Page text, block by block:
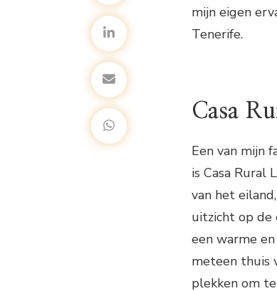
mijn eigen
Tenerife.
Casa
Een van mijn
is Casa Rural
van het
uitzicht op de
een warme
meteen thuis
plekken om